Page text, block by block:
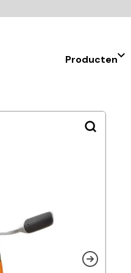
Producten